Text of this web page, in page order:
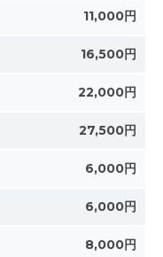
11,000円
16,500円
22,000円
27,500円
6,000円
6,000円
8,000円